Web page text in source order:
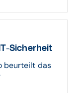
Sicherheit
beurteilt das